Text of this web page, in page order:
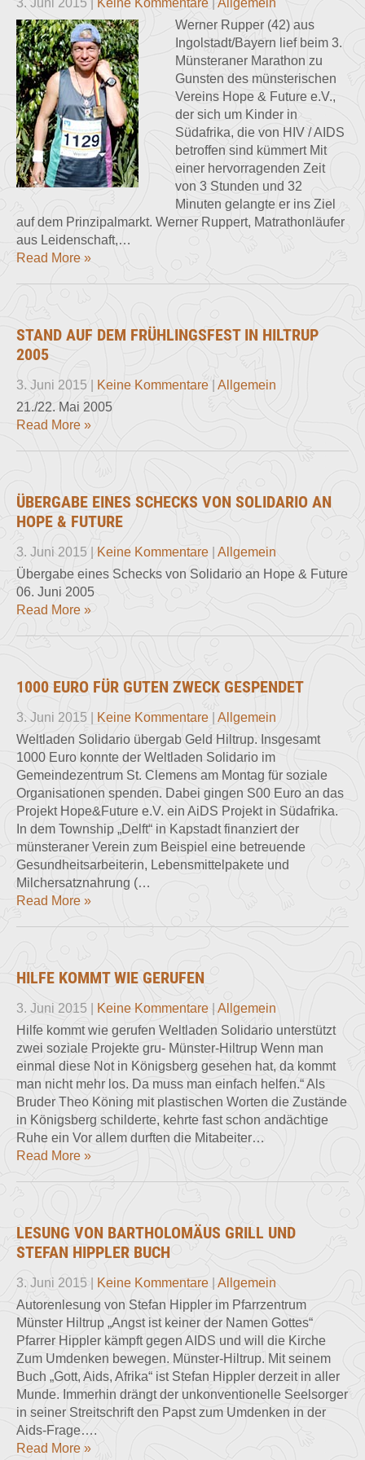
3. Juni 2015 Keine Kommentare
Allgemein
Werner Rupper (42) aus
Ingolstadt/Bayern lief beim 3.
Münsteraner Marathon zu
Gunsten des münsterischen
Vereins Hope & Future e.V.,
der sich um Kinder in
Südafrika, die von HIV / AIDS
betroffen sind kümmert Mit
einer hervorragenden Zeit
von 3 Stunden und 32
Minuten gelangte er ins Ziel
auf dem Prinzipalmarkt. Werner Ruppert, Matrathonläufer
aus Leidenschaft,…
Read More »
STAND AUF DEM FRÜHLINGSFEST IN HILTRUP
2005
3. Juni 2015 Keine Kommentare
Allgemein
21./22. Mai 2005
Read More »
ÜBERGABE EINES SCHECKS VON SOLIDARIO AN
HOPE & FUTURE
3. Juni 2015 Keine Kommentare
Allgemein
Übergabe eines Schecks von Solidario an Hope & Future
06. Juni 2005
Read More »
1000 EURO FÜR GUTEN ZWECK GESPENDET
3. Juni 2015 Keine Kommentare
Allgemein
Weltladen Solidario übergab Geld Hiltrup. Insgesamt
1000 Euro konnte der Weltladen Solidario im
Gemeindezentrum St. Clemens am Montag für soziale
Organisationen spenden. Dabei gingen S00 Euro an das
Projekt Hope&Future e.V. ein AiDS Projekt in Südafrika.
In dem Township „Delft“ in Kapstadt finanziert der
münsteraner Verein zum Beispiel eine betreuende
Gesundheitsarbeiterin, Lebensmittelpakete und
Milchersatznahrung (…
Read More »
HILFE KOMMT WIE GERUFEN
3. Juni 2015 Keine Kommentare
Allgemein
Hilfe kommt wie gerufen Weltladen Solidario unterstützt
zwei soziale Projekte gru- Münster-Hiltrup Wenn man
einmal diese Not in Königsberg gesehen hat, da kommt
man nicht mehr los. Da muss man einfach helfen.“ Als
Bruder Theo Köning mit plastischen Worten die Zustände
in Königsberg schilderte, kehrte fast schon andächtige
Ruhe ein Vor allem durften die Mitabeiter…
Read More »
LESUNG VON BARTHOLOMÄUS GRILL UND
STEFAN HIPPLER BUCH
3. Juni 2015 Keine Kommentare
Allgemein
Autorenlesung von Stefan Hippler im Pfarrzentrum
Münster Hiltrup „Angst ist keiner der Namen Gottes“
Pfarrer Hippler kämpft gegen AIDS und will die Kirche
Zum Umdenken bewegen. Münster-Hiltrup. Mit seinem
Buch „Gott, Aids, Afrika“ ist Stefan Hippler derzeit in aller
Munde. Immerhin drängt der unkonventionelle Seelsorger
in seiner Streitschrift den Papst zum Umdenken in der
Aids-Frage….
Read More »